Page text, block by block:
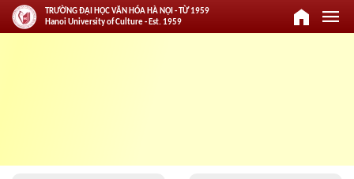
TRƯỜNG ĐẠI HỌC VĂN HÓA HÀ NỘI - TỪ 1959
Hanoi University of Culture - Est. 1959
home menu